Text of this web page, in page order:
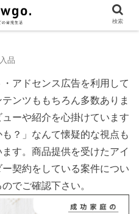
品
アドセンス広告を利用して
ンツももちろん多数ありま
ーや紹介を心掛けています
？」なんて懐疑的な視点も
す。商品提供を受けたアイ
契約をしている案件につい
でご確認下さい。
検索